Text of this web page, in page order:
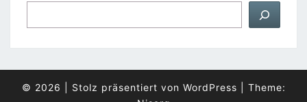
© 2026 Stolz präsentiert von WordPress
Theme: